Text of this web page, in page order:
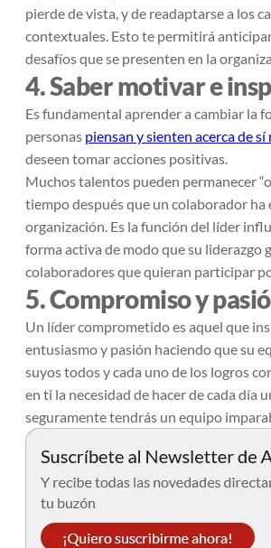
pierde de vista, y de readaptarse a los
contextuales. Esto te permitirá
desafíos que se presenten en la
4. Saber motivar e
Es fundamental aprender a cambiar la
personas piensan y sienten acerca de sí
deseen tomar acciones positivas.
Muchos talentos pueden permanecer
tiempo después que un colaborador ha
organización. Es la función del líder
forma activa de modo que su liderazgo
colaboradores que quieran participar
5. Compromiso y
Un líder comprometido es aquel que
entusiasmo y pasión haciendo que su
suyos todos y cada uno de los logros
en ti la necesidad de hacer de cada día
seguramente tendrás un equipo